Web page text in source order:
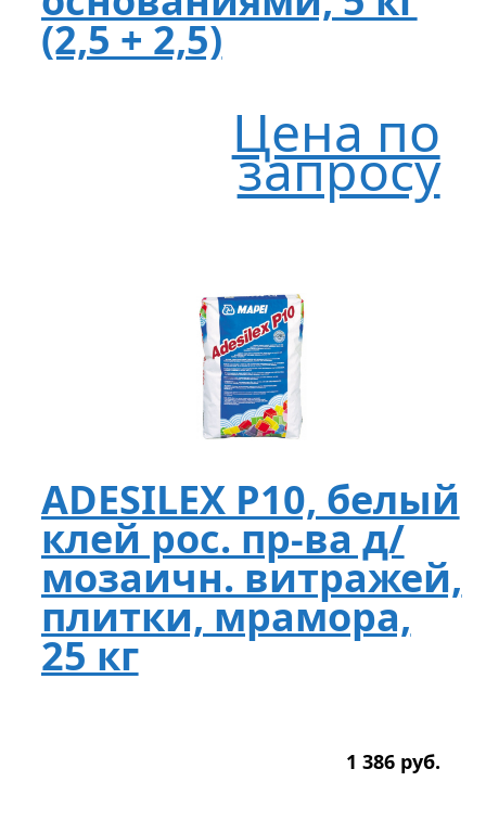
(2,5 + 2,5)
Цена по
запросу
ADESILEX P10, белый
клей рос. пр-ва д/
мозаичн. витражей,
плитки, мрамора,
25 кг
1 386 руб.